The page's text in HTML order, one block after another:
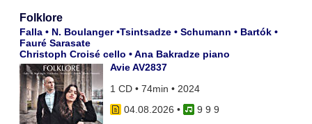
Folklore
Falla • N. Boulanger •Tsintsadze • Schumann • Bartók •
Fauré Sarasate
Christoph Croisé cello • Ana Bakradze piano
Avie AV2837
1 CD • 74min • 2024
04.08.2026 •
9 9 9